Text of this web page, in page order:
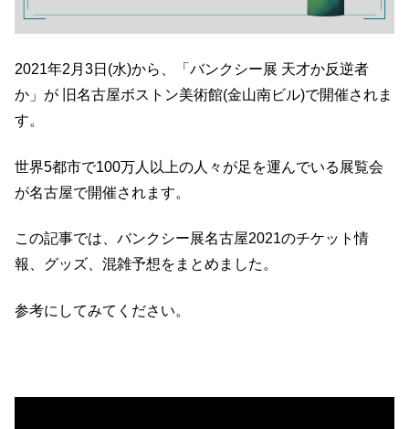
2021年2月3日(水)から、「バンクシー展 天才か反逆者
か」が
旧名古屋ボストン美術館(金山南ビル)で開催されま
す。
世界5都市で100万人以上の人々が足を運んでいる展覧会
が名古屋で開催されます。
この記事では、バンクシー展名古屋2021のチケット情
報、グッズ、混雑予想をまとめました。
参考にしてみてください。